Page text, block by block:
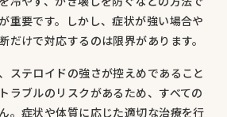
重要です。しかし、症状が強い場合や
だけで対応するのは限界があります。
ステロイドの強さが控えめであること
ラブルのリスクがあるため、すべての
。症状や体質に応じた適切な治療を行